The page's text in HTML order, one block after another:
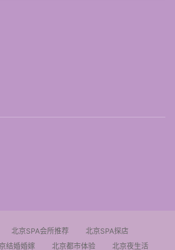
北京SPA会所推荐
北京SPA探店
结婚婚嫁 北京都市体验 北京夜生活